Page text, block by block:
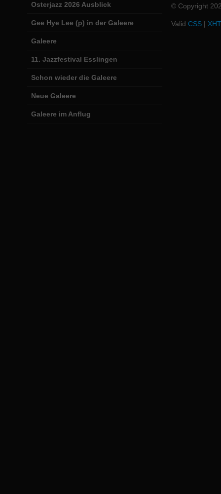
Osterjazz 2026 Ausblick
Gee Hye Lee (p) in der Galeere
Galeere
11. Jazzfestival Esslingen
Schon wieder die Galeere
Neue Galeere
Galeere im Anflug
© Copyright
Valid CSS |